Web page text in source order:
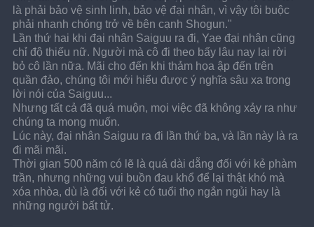
là phải bảo vệ sinh linh, bảo vệ đại nhân, vì vậy tôi buộc
phải nhanh chóng trở về bên cạnh Shogun."
Lần thứ hai khi đại nhân Saiguu ra đi, Yae đại nhân cũng
chỉ độ thiếu nữ. Người mà cô đi theo bấy lâu nay lại rời
bỏ cô lần nữa. Mãi cho đến khi thảm họa ập đến trên
quần đảo, chúng tôi mới hiểu được ý nghĩa sâu xa trong
lời nói của Saiguu...
Nhưng tất cả đã quá muộn, mọi việc đã không xảy ra như
chúng ta mong muốn.
Lúc này, đại nhân Saiguu ra đi lần thứ ba, và lần này là ra
đi mãi mãi.
Thời gian 500 năm có lẽ là quá dài dẵng đối với kẻ phàm
trần, nhưng những vui buồn đau khổ để lại thật khó mà
xóa nhòa, dù là đối với kẻ có tuổi thọ ngắn ngủi hay là
những người bất tử.